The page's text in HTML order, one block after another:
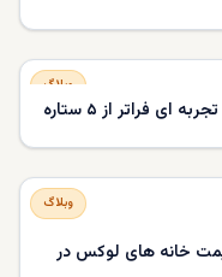
وبلاگ
فراتر از ۵ ستاره
وبلاگ
خانه‌ های لوکس در